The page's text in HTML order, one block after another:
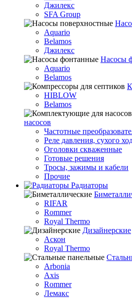
Джилекс
SFA Group
Aquario
Belamos
Джилекс
Насосы
Aquario
Belamos
HIBLOW
Belamos
насосов
Частотные
Реле давления, сухого
Оголовки скваженные
Готовые решения
Тросы, зажимы и кабели
Прочие
Радиаторы
RIFAR
Rommer
Royal Thermo
Дизайнерские
Аскон
Royal Thermo
Arbonia
Axis
Rommer
Лемакс